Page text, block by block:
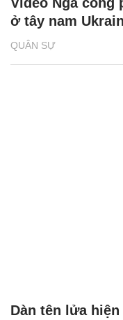
QUÂN SỰ
ở tây nam
Dàn tên lửa